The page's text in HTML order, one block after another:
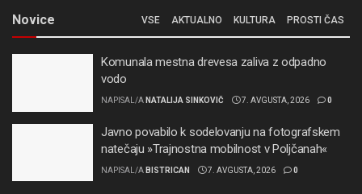
Novice VSE AKTUALNO KULTURA PROSTI ČAS
Komunala mestna drevesa zaliva z odpadno
vodo
NAPISAL/A NATALIJA SINKOVIČ 7. AVGUSTA, 2026 0
Javno povabilo k sodelovanju na fotografskem
natečaju »Trajnostna mobilnost v Poljčanah«
NAPISAL/A BISTRICAN 7. AVGUSTA, 2026 0